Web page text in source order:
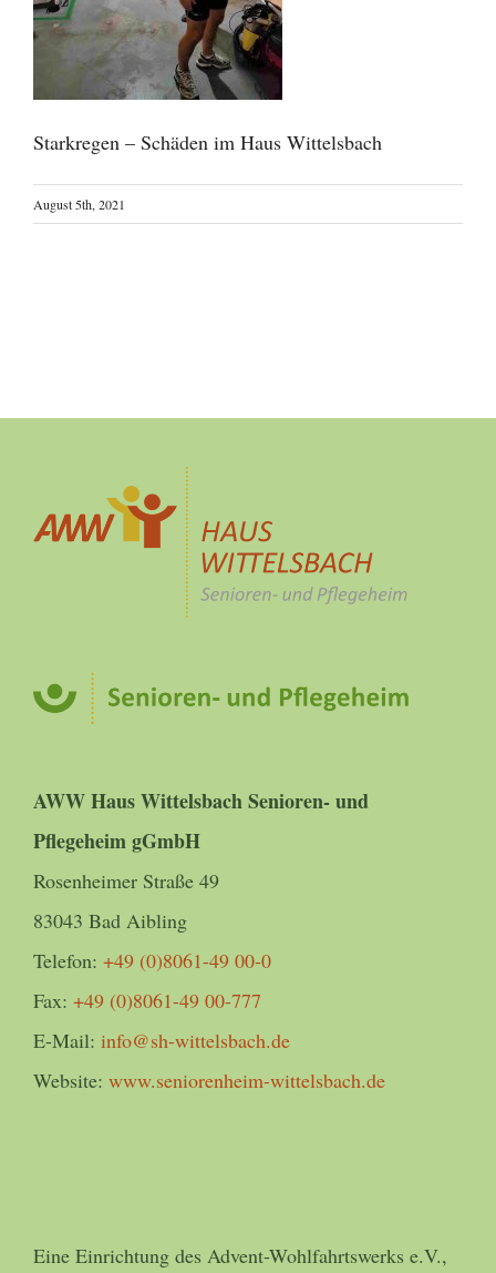
Starkregen – Schäden im Haus Wittelsbach
August 5th, 2021
AWW Haus Wittelsbach Senioren- und
Pflegeheim gGmbH
Rosenheimer Straße 49
83043 Bad Aibling
Telefon: +49 (0)8061-49 00-0
Fax: +49 (0)8061-49 00-777
E-Mail: info@sh-wittelsbach.de
Website: www.seniorenheim-wittelsbach.de
Eine Einrichtung des Advent-Wohlfahrtswerks e.V.,